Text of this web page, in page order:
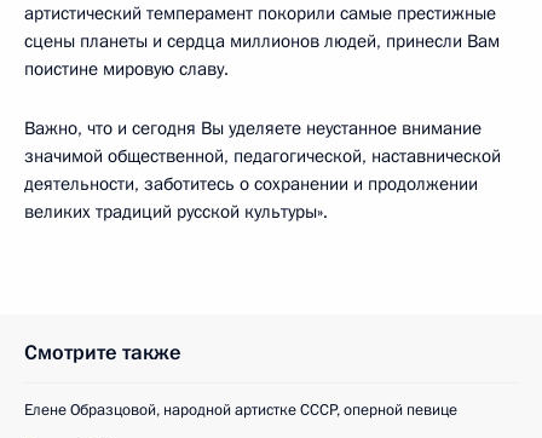
артистический темперамент покорили самые престижные
сцены планеты и сердца миллионов людей, принесли Вам
поистине мировую славу.
Важно, что и сегодня Вы уделяете неустанное внимание
значимой общественной, педагогической, наставнической
деятельности, заботитесь о сохранении и продолжении
великих традиций русской культуры».
Смотрите также
Елене Образцовой, народной артистке СССР, оперной певице